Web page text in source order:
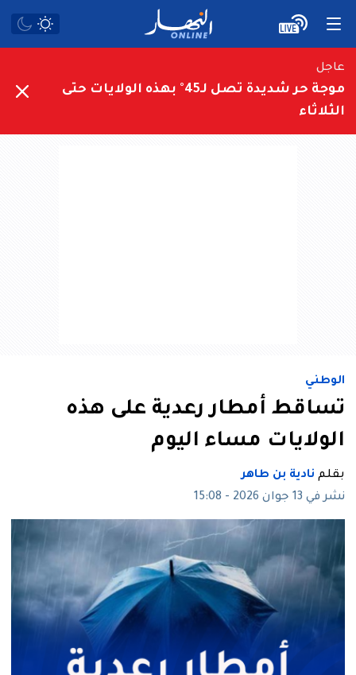
عاجل
موجة حر شديدة تصل لـ45° بهذه الولايات حتى
الثلاثاء
الوطني
تساقط أمطار رعدية على هذه
الولايات مساء اليوم
بقلم نادية بن طاهر
نشر في 13 جوان 2026 - 15:08